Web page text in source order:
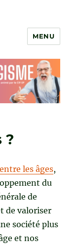
MENU
?
les âges,
du
de
de valoriser
société plus
et nos